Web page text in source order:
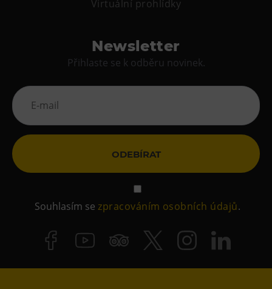
Virtuální prohlídky
Newsletter
Přihlaste se k odběru novinek.
ODEBÍRAT
Souhlasím sezpracováním osobních údajů.